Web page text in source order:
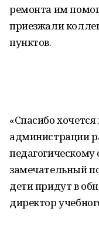
ремонта им
приезжали
пунктов.
«Спасибо
администрации
замечательный
дети придут в
директор